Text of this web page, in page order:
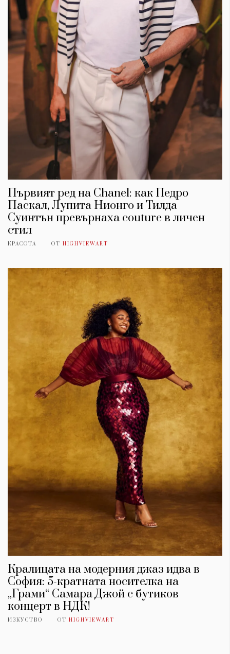
Първият ред на Chanel: как Педро
Паскал, Лупита Нионго и Тилда
Суинтън превърнаха couture в личен
стил
КРАСОТА ОТ HIGHVIEWART
Кралицата на модерния джаз идва в
София: 5-кратната носителка на
„Грами“ Самара Джой с бутиков
концерт в НДК!
ИЗКУСТВО ОТ HIGHVIEWART